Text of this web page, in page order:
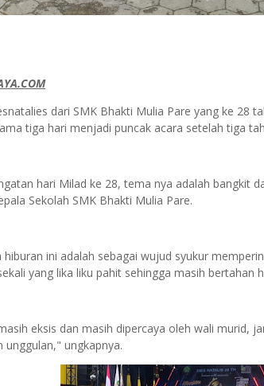
dari SMK Bhakti Mulia Pare yang ke 28
tiga hari menjadi puncak acara setelah tiga
hari Milad ke 28, tema nya adalah bangkit
Sekolah SMK Bhakti Mulia Pare.
ini adalah sebagai wujud syukur
yang lika liku pahit sehingga masih bertahan
eksis dan masih dipercaya oleh wali murid,
ungkapnya.